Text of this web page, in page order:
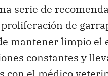
serie de
de
mantener limpio el
constantes y